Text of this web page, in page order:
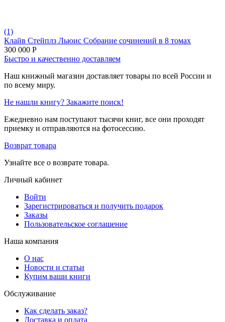
(1)
Клайв Стейплз Льюис Собрание сочинений в 8 томах
300 000 Р
Быстро и качественно доставляем
Наш книжный магазин доставляет товары по всей России и
по всему миру.
Не нашли книгу? Закажите поиск!
Ежедневно нам поступают тысячи книг, все они проходят
приемку и отправляются на фотосессию.
Возврат товара
Узнайте все о возврате товара.
Личный кабинет
Войти
Зарегистрироваться и получить подарок
Заказы
Пользовательское соглашение
Наша компания
О нас
Новости и статьи
Купим ваши книги
Обслуживание
Как сделать заказ?
Доставка и оплата